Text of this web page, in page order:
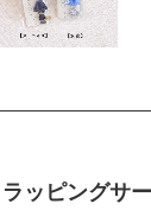
ラッピングサ